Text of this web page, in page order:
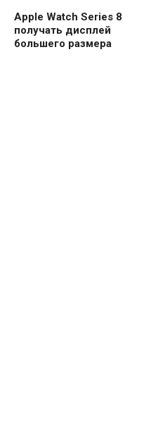
Apple Watch Series 8
получать дисплей
большего размера